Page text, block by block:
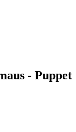
- Puppet